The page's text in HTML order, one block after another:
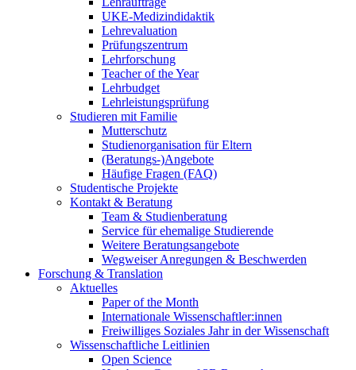
UKE-Medizindidaktik
Lehrevaluation
Prüfungszentrum
Lehrforschung
Teacher of the Year
Lehrbudget
Lehrleistungsprüfung
Studieren mit Familie
Mutterschutz
Studienorganisation für Eltern
(Beratungs-)Angebote
Häufige Fragen (FAQ)
Studentische Projekte
Kontakt & Beratung
Team & Studienberatung
Service für ehemalige Studierende
Weitere Beratungsangebote
Wegweiser Anregungen & Beschwerden
Forschung & Translation
Aktuelles
Paper of the Month
Internationale Wissenschaftler:innen
Freiwilliges Soziales Jahr in der Wissenschaft
Wissenschaftliche Leitlinien
Open Science